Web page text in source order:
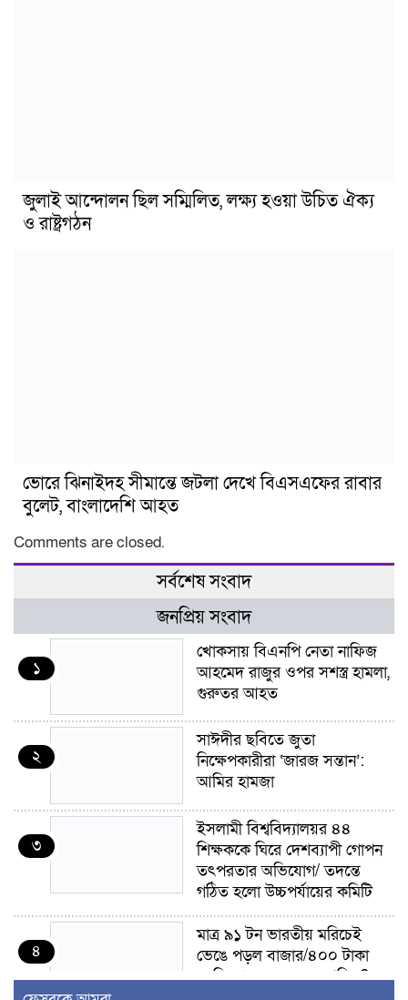
জুলাই আন্দোলন ছিল সম্মিলিত, লক্ষ্য হওয়া উচিত ঐক্য
ও রাষ্ট্রগঠন
ভোরে ঝিনাইদহ সীমান্তে জটলা দেখে বিএসএফের রাবার
বুলেট, বাংলাদেশি আহত
Comments are closed.
সর্বশেষ সংবাদ
জনপ্রিয় সংবাদ
১
খোকসায় বিএনপি নেতা নাফিজ
আহমেদ রাজুর ওপর সশস্ত্র হামলা,
গুরুতর আহত
২
সাঈদীর ছবিতে জুতা
নিক্ষেপকারীরা ‘জারজ সন্তান’:
আমির হামজা
৩
ইসলামী বিশ্ববিদ্যালয়র ৪৪
শিক্ষককে ঘিরে দেশব্যাপী গোপন
তৎপরতার অভিযোগ/ তদন্তে
গঠিত হলো উচ্চপর্যায়ের কমিটি
৪
মাত্র ৯১ টন ভারতীয় মরিচেই
ভেঙে পড়ল বাজার/৪০০ টাকা
কেজি দাম কে ধরে রেখেছিল?